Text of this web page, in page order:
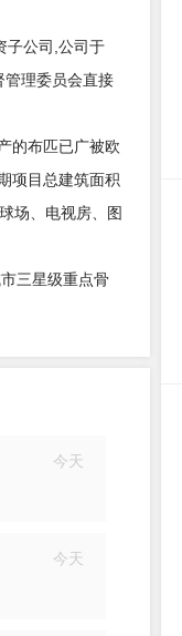
子公司,公司于
管理委员会直接
的布匹已广被欧
项目总建筑面积
场、电视房、图
三星级重点骨
今天
今天